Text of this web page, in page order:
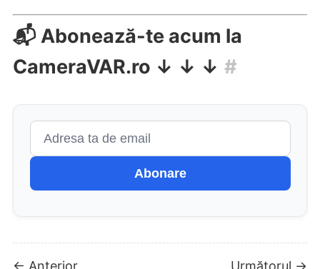
📬 Abonează-te acum la
CameraVAR.ro ↓ ↓ ↓ #
Abonare